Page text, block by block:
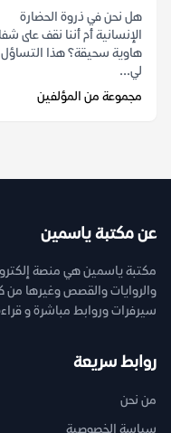
هل نحن في ذروة الحضارة
الإنسانية أم أننا نقف على شفا
هاوية سحيقة؟ هذا التساؤل
لي...
مجموعة من المؤلفين
عن مكتبة ياسمين
مكتبة ياسمين هي منصة
سيرفرات وروابط مباشرة و
روابط سريعة
من نحن
سياسة الخصوصية